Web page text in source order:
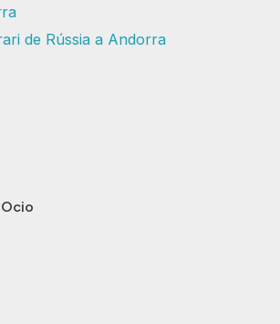
de Rússia a Andorra